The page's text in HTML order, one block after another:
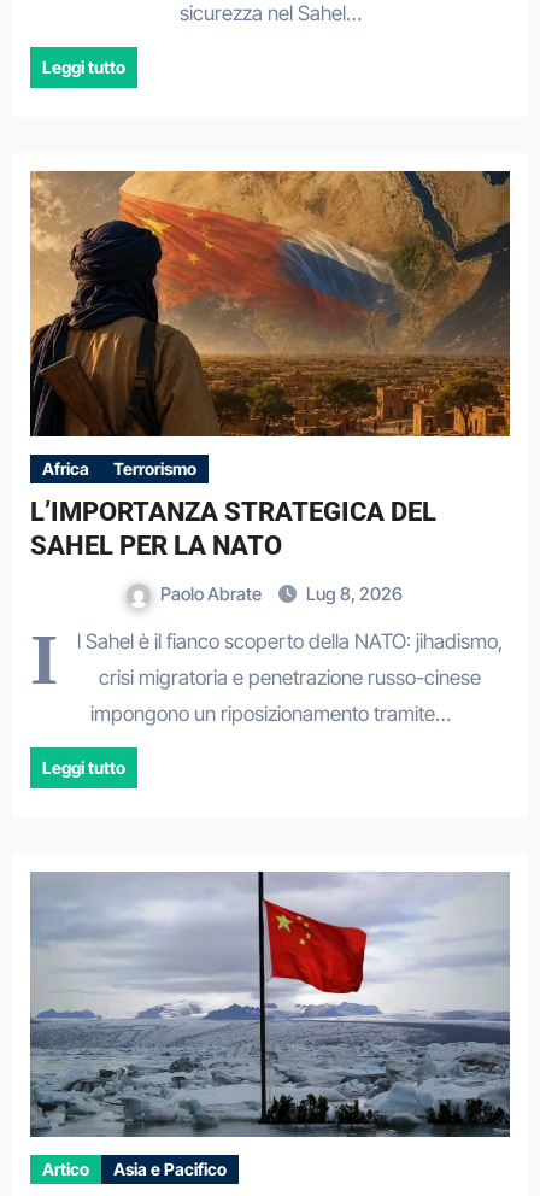
sicurezza nel Sahel…
Leggi tutto
Africa Terrorismo
L’IMPORTANZA STRATEGICA DEL
SAHEL PER LA NATO
Paolo Abrate Lug 8, 2026
I
l Sahel è il fianco scoperto della NATO: jihadismo,
crisi migratoria e penetrazione russo-cinese
impongono un riposizionamento tramite…
Leggi tutto
Artico Asia e Pacifico